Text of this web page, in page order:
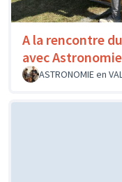
A la rencontre
avec Astronomie
ASTRONOMIE en